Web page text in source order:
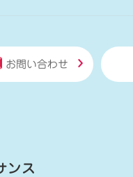
お問い合わせ
ンス